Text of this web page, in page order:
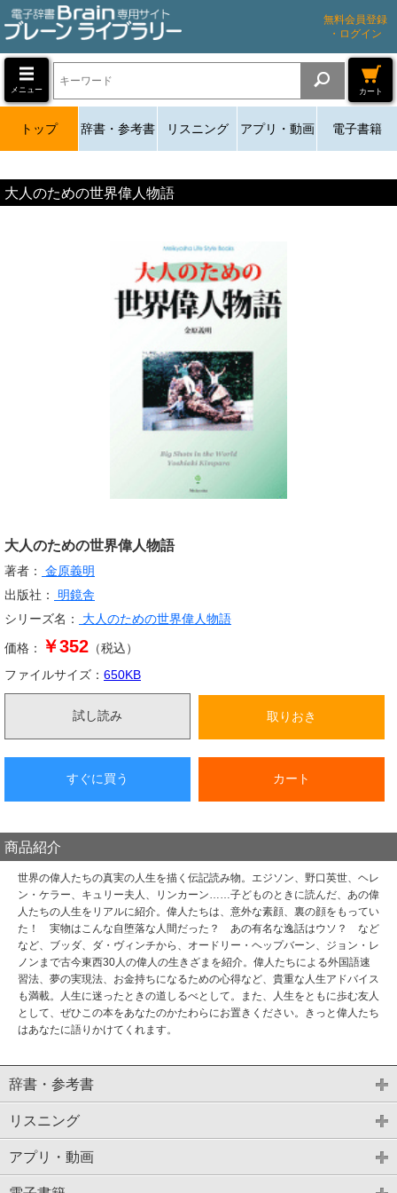
無料会員登録
・ログイン
メニュー カート
トップ 辞書・参考書 リスニング アプリ・動画 電子書籍
大人のための世界偉人物語
大人のための世界偉人物語
著者：
金原義明
出版社：
明鏡舎
シリーズ名：
大人のための世界偉人物語
価格： ￥352 （税込）
ファイルサイズ： 650KB
試し読み 取りおき
すぐに買う カート
商品紹介
世界の偉人たちの真実の人生を描く伝記読み物。エジソン、野口英世、ヘレ
ン・ケラー、キュリー夫人、リンカーン……子どものときに読んだ、あの偉
人たちの人生をリアルに紹介。偉人たちは、意外な素顔、裏の顔をもってい
た！ 実物はこんな自堕落な人間だった？ あの有名な逸話はウソ？ など
など、ブッダ、ダ・ヴィンチから、オードリー・ヘップバーン、ジョン・レ
ノンまで古今東西30人の偉人の生きざまを紹介。偉人たちによる外国語速
習法、夢の実現法、お金持ちになるための心得など、貴重な人生アドバイス
も満載。人生に迷ったときの道しるべとして。また、人生をともに歩む友人
として、ぜひこの本をあなたのかたわらにお置きください。きっと偉人たち
はあなたに語りかけてくれます。
辞書・参考書
リスニング
アプリ・動画